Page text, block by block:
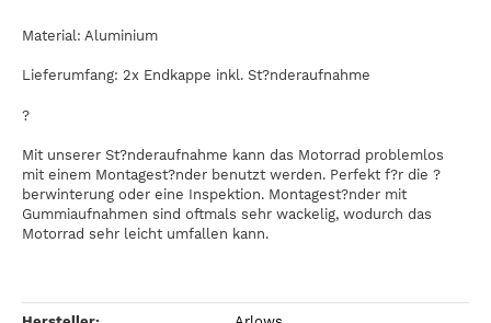
Material: Aluminium
Lieferumfang: 2x Endkappe inkl. St?nderaufnahme
?
Mit unserer St?nderaufnahme kann das Motorrad problemlos
mit einem Montagest?nder benutzt werden. Perfekt f?r die ?
berwinterung oder eine Inspektion. Montagest?nder mit
Gummiaufnahmen sind oftmals sehr wackelig, wodurch das
Motorrad sehr leicht umfallen kann.